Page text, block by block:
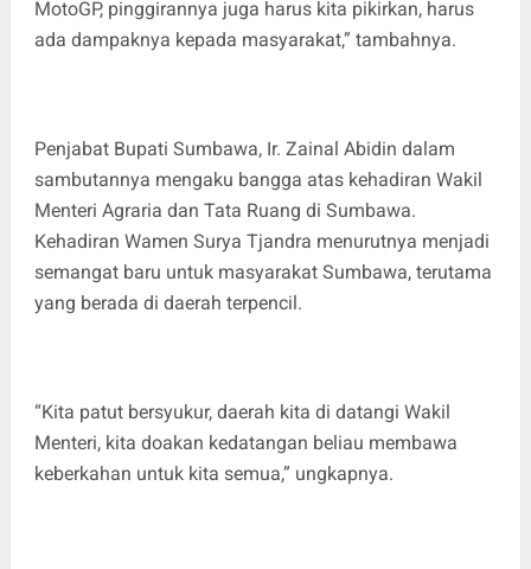
MotoGP, pinggirannya juga harus kita pikirkan, harus
ada dampaknya kepada masyarakat,” tambahnya.
Penjabat Bupati Sumbawa, Ir. Zainal Abidin dalam
sambutannya mengaku bangga atas kehadiran Wakil
Menteri Agraria dan Tata Ruang di Sumbawa.
Kehadiran Wamen Surya Tjandra menurutnya menjadi
semangat baru untuk masyarakat Sumbawa, terutama
yang berada di daerah terpencil.
“Kita patut bersyukur, daerah kita di datangi Wakil
Menteri, kita doakan kedatangan beliau membawa
keberkahan untuk kita semua,” ungkapnya.